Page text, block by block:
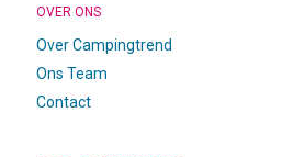
OVER ONS
Over Campingtrend
Ons Team
Contact